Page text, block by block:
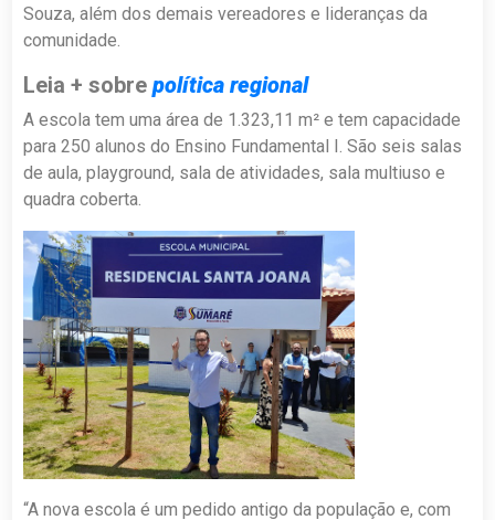
Souza, além dos demais vereadores e lideranças da
comunidade.
Leia + sobrepolítica regional
A escola tem uma área de 1.323,11 m² e tem capacidade
para 250 alunos do Ensino Fundamental I. São seis salas
de aula, playground, sala de atividades, sala multiuso e
quadra coberta.
“A nova escola é um pedido antigo da população e, com